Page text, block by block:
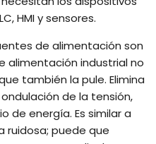
HMI y sensores.
de alimentación son
alimentación industrial no
también la pule. Elimina
de la tensión,
de energía. Es similar a
ruidosa; puede que